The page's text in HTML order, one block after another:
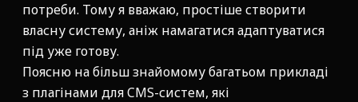
потреби. Тому я вважаю, простіше створити
власну систему, аніж намагатися адаптуватися
під уже готову.
Поясню на більш знайомому багатьом прикладі
з плагінами для CMS-систем, які